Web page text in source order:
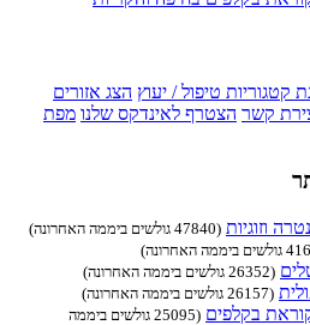
קטגוריות טיפול / יעוץ הצג אזורים
קשר הצטרף לאינדקס שלנו מפת
וזוגיות (47840 גולשים ביממה האחרונה)
(26352 גולשים ביממה האחרונה)
(26157 גולשים ביממה האחרונה)
בקלפים
(25095 גולשים ביממה